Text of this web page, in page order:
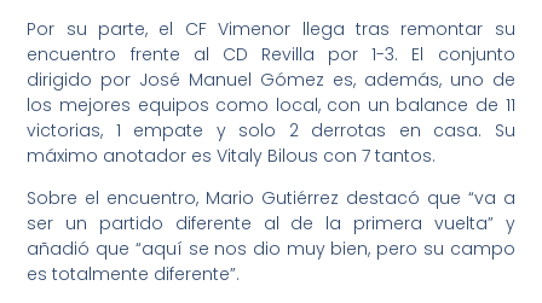
Por su parte, el CF Vimenor llega tras remontar su
encuentro frente al CD Revilla por 1-3. El conjunto
dirigido por José Manuel Gómez es, además, uno de
los mejores equipos como local, con un balance de 11
victorias, 1 empate y solo 2 derrotas en casa. Su
máximo anotador es Vitaly Bilous con 7 tantos.
Sobre el encuentro, Mario Gutiérrez destacó que “va a
ser un partido diferente al de la primera vuelta” y
añadió que “aquí se nos dio muy bien, pero su campo
es totalmente diferente”.